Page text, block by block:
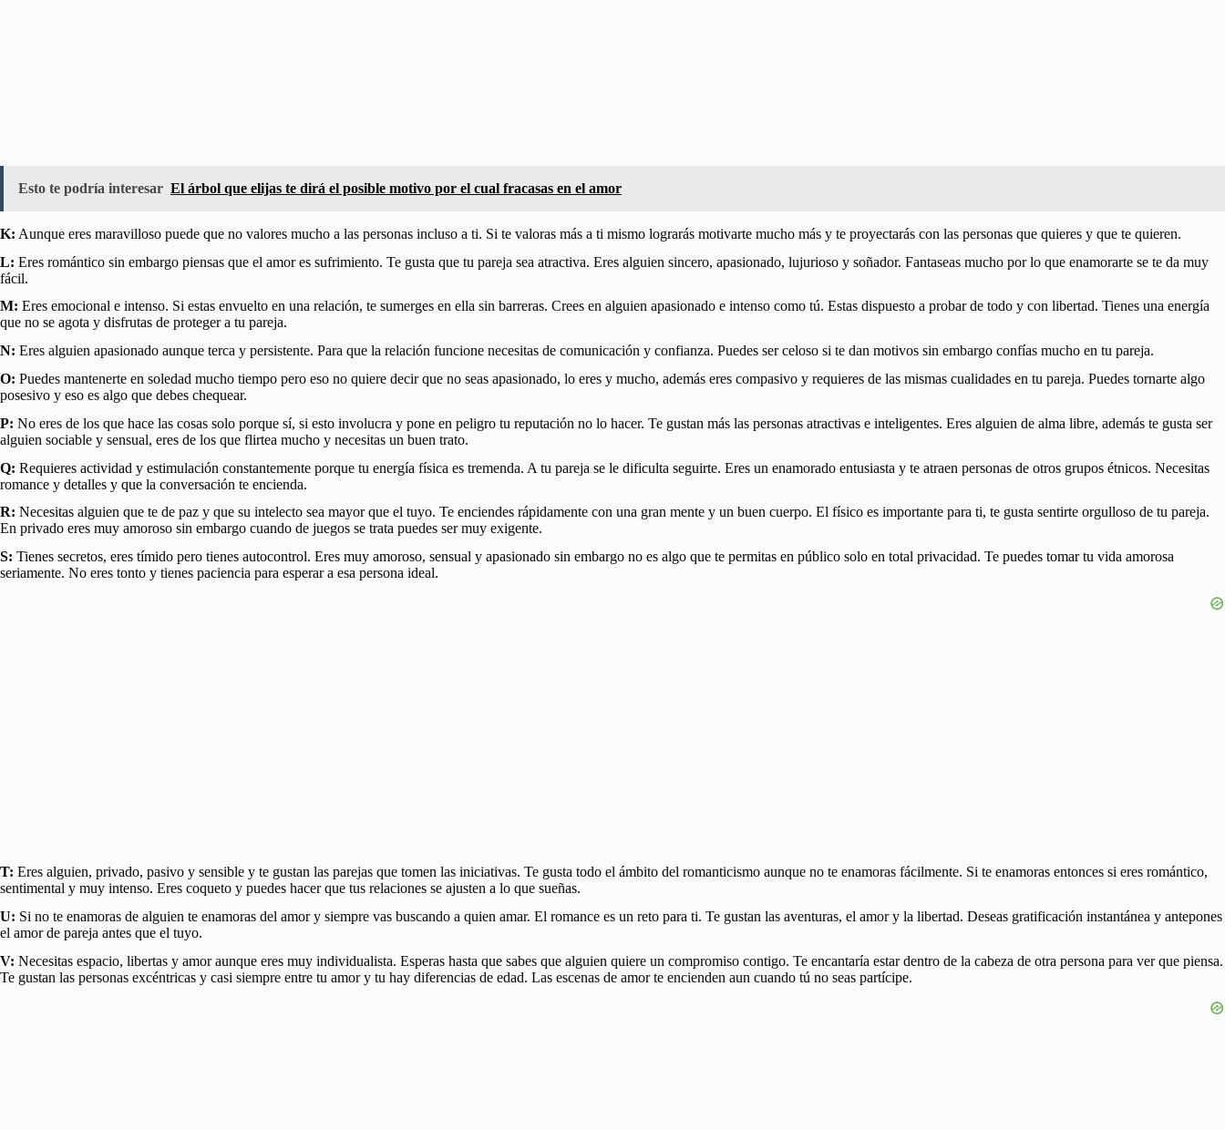
Esto te podría interesar El árbol que elijas te dirá el posible motivo por el cual fracasas en el amor
K: Aunque eres maravilloso puede que no valores mucho a las personas incluso a ti. Si te valoras más a ti mismo lograrás motivarte mucho más y te proyectarás con las personas que quieres y que te quieren.
L: Eres romántico sin embargo piensas que el amor es sufrimiento. Te gusta que tu pareja sea atractiva. Eres alguien sincero, apasionado, lujurioso y soñador. Fantaseas mucho por lo que enamorarte se te da muy
fácil.
M: Eres emocional e intenso. Si estas envuelto en una relación, te sumerges en ella sin barreras. Crees en alguien apasionado e intenso como tú. Estas dispuesto a probar de todo y con libertad. Tienes una energía
que no se agota y disfrutas de proteger a tu pareja.
N: Eres alguien apasionado aunque terca y persistente. Para que la relación funcione necesitas de comunicación y confianza. Puedes ser celoso si te dan motivos sin embargo confías mucho en tu pareja.
O: Puedes mantenerte en soledad mucho tiempo pero eso no quiere decir que no seas apasionado, lo eres y mucho, además eres compasivo y requieres de las mismas cualidades en tu pareja. Puedes tornarte algo
posesivo y eso es algo que debes chequear.
P: No eres de los que hace las cosas solo porque sí, si esto involucra y pone en peligro tu reputación no lo hacer. Te gustan más las personas atractivas e inteligentes. Eres alguien de alma libre, además te gusta ser
alguien sociable y sensual, eres de los que flirtea mucho y necesitas un buen trato.
Q: Requieres actividad y estimulación constantemente porque tu energía física es tremenda. A tu pareja se le dificulta seguirte. Eres un enamorado entusiasta y te atraen personas de otros grupos étnicos. Necesitas
romance y detalles y que la conversación te encienda.
R: Necesitas alguien que te de paz y que su intelecto sea mayor que el tuyo. Te enciendes rápidamente con una gran mente y un buen cuerpo. El físico es importante para ti, te gusta sentirte orgulloso de tu pareja.
En privado eres muy amoroso sin embargo cuando de juegos se trata puedes ser muy exigente.
S: Tienes secretos, eres tímido pero tienes autocontrol. Eres muy amoroso, sensual y apasionado sin embargo no es algo que te permitas en público solo en total privacidad. Te puedes tomar tu vida amorosa
seriamente. No eres tonto y tienes paciencia para esperar a esa persona ideal.
T: Eres alguien, privado, pasivo y sensible y te gustan las parejas que tomen las iniciativas. Te gusta todo el ámbito del romanticismo aunque no te enamoras fácilmente. Si te enamoras entonces si eres romántico,
sentimental y muy intenso. Eres coqueto y puedes hacer que tus relaciones se ajusten a lo que sueñas.
U: Si no te enamoras de alguien te enamoras del amor y siempre vas buscando a quien amar. El romance es un reto para ti. Te gustan las aventuras, el amor y la libertad. Deseas gratificación instantánea y antepones
el amor de pareja antes que el tuyo.
V: Necesitas espacio, libertas y amor aunque eres muy individualista. Esperas hasta que sabes que alguien quiere un compromiso contigo. Te encantaría estar dentro de la cabeza de otra persona para ver que piensa.
Te gustan las personas excéntricas y casi siempre entre tu amor y tu hay diferencias de edad. Las escenas de amor te encienden aun cuando tú no seas partícipe.